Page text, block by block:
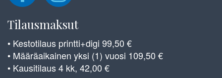
Tilausmaksut
• Kestotilaus printti+digi 99,50 €
• Määräaikainen yksi (1) vuosi 109,50 €
• Kausitilaus 4 kk, 42,00 €